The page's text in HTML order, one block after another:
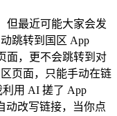
但最近可能大家会发
跳转到国区 App
面，更不会跳转到对
页面，只能手动在链
用 AI 搓了 App
动改写链接，当你点